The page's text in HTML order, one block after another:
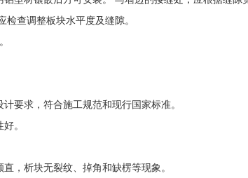
查调整板块水平度及缝隙。
求，符合施工规范和现行国家标准。
。
析块无裂纹、掉角和缺楞等现象。